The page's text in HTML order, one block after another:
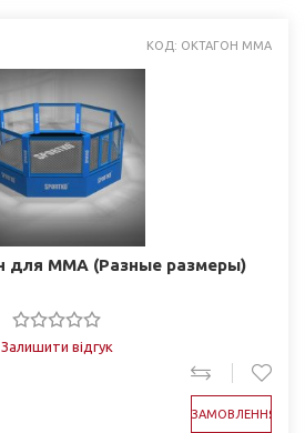
КОД: ОКТАГОН ММА
для ММА (Разные размеры)
Залишити відгук
ЗАМОВЛЕННЯ